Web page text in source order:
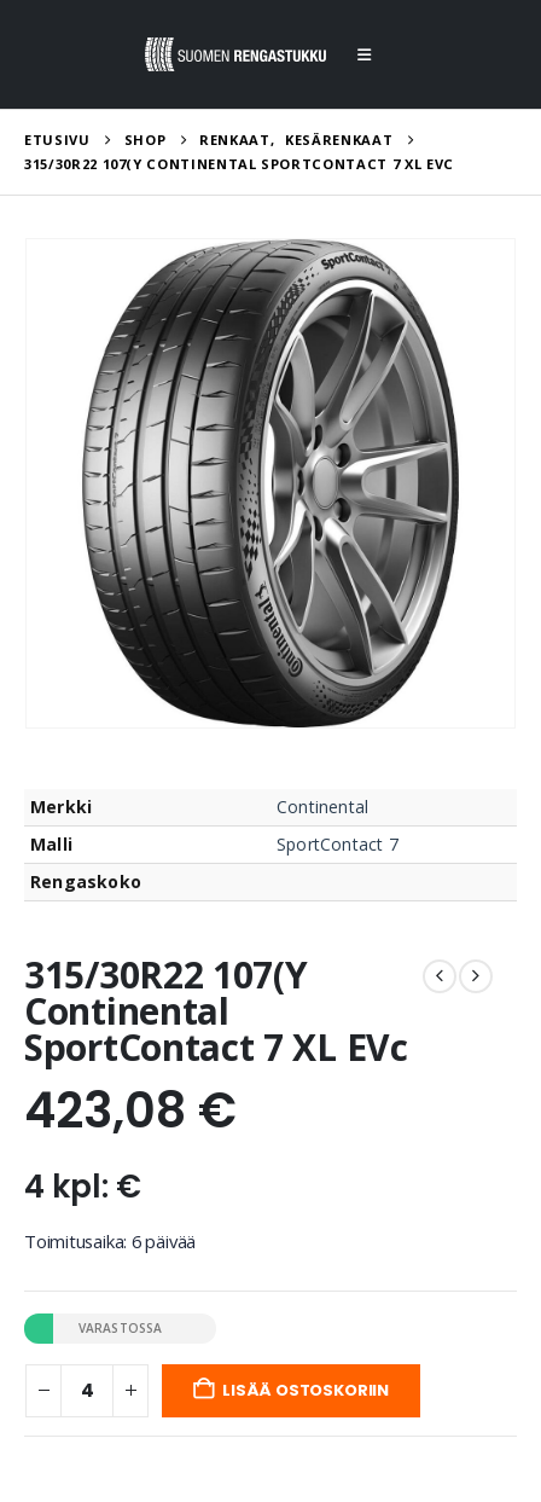
ETUSIVU SHOP RENKAAT,
KESÄRENKAAT
315/30R22 107(Y CONTINENTAL SPORTCONTACT 7 XL EVC
Merkki
Continental
Malli
SportContact 7
Rengaskoko
315/30R22 107(Y
Continental
SportContact 7 XL EVc
423,08 €
4 kpl: €
Toimitusaika: 6 päivää
VARASTOSSA
LISÄÄ OSTOSKORIIN